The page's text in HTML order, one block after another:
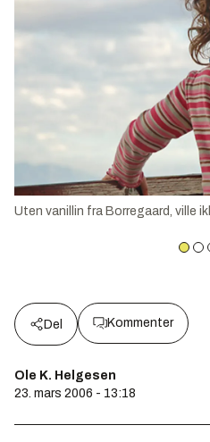
Uten vanillin fra Borregaard, ville
Del Kommenter
Ole K. Helgesen
23. mars 2006 - 13:18